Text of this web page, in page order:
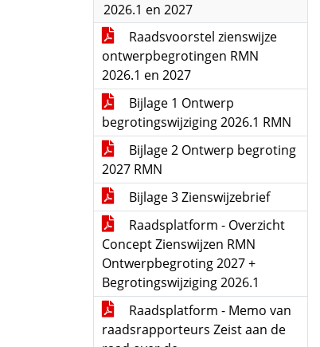
2026.1 en 2027
Raadsvoorstel zienswijze
ontwerpbegrotingen RMN
2026.1 en 2027
Bijlage 1 Ontwerp
begrotingswijziging 2026.1 RMN
Bijlage 2 Ontwerp begroting
2027 RMN
Bijlage 3 Zienswijzebrief
Raadsplatform - Overzicht
Concept Zienswijzen RMN
Ontwerpbegroting 2027 +
Begrotingswijziging 2026.1
Raadsplatform - Memo van
raadsrapporteurs Zeist aan de